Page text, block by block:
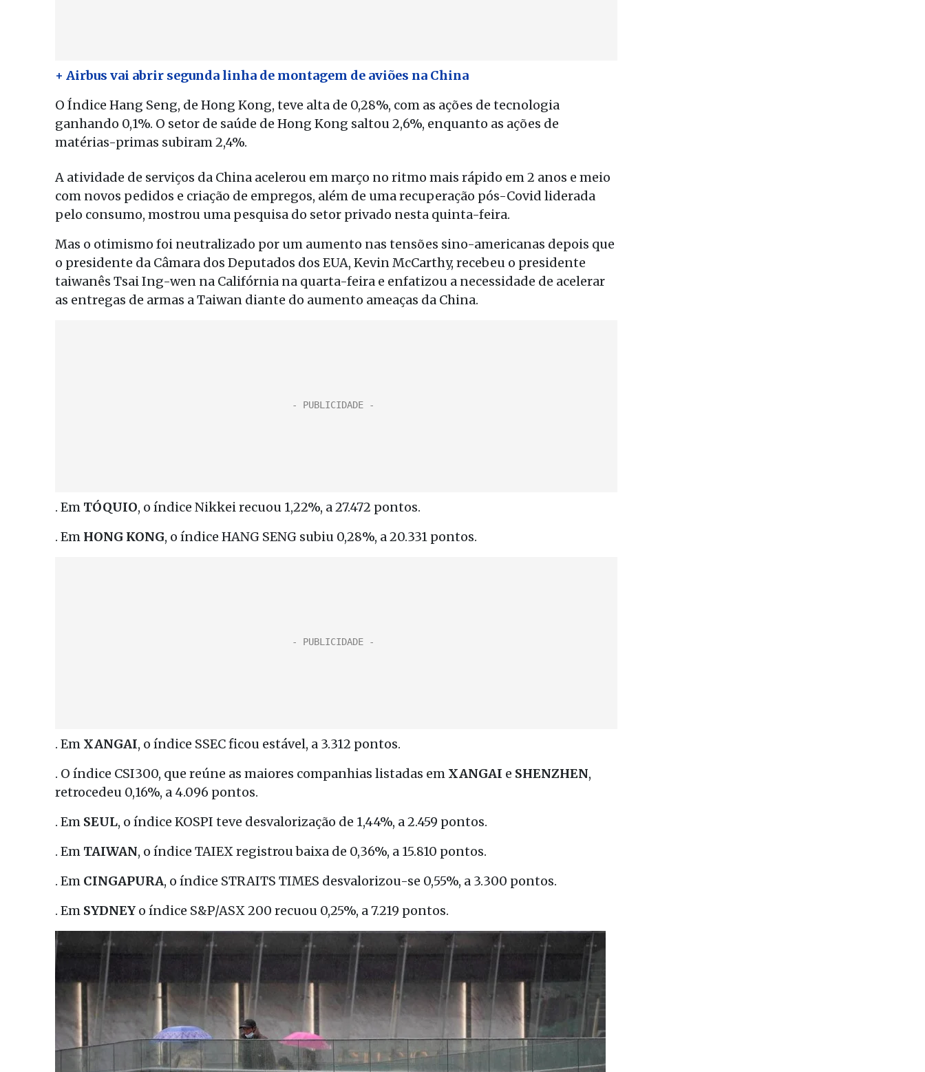
+ Airbus vai abrir segunda linha de montagem de aviões na China
O Índice Hang Seng, de Hong Kong, teve alta de 0,28%, com as ações de tecnologia
ganhando 0,1%. O setor de saúde de Hong Kong saltou 2,6%, enquanto as ações de
matérias-primas subiram 2,4%.
A atividade de serviços da China acelerou em março no ritmo mais rápido em 2 anos e meio
com novos pedidos e criação de empregos, além de uma recuperação pós-Covid liderada
pelo consumo, mostrou uma pesquisa do setor privado nesta quinta-feira.
Mas o otimismo foi neutralizado por um aumento nas tensões sino-americanas depois que
o presidente da Câmara dos Deputados dos EUA, Kevin McCarthy, recebeu o presidente
taiwanês Tsai Ing-wen na Califórnia na quarta-feira e enfatizou a necessidade de acelerar
as entregas de armas a Taiwan diante do aumento ameaças da China.
. Em TÓQUIO, o índice Nikkei recuou 1,22%, a 27.472 pontos.
. Em HONG KONG, o índice HANG SENG subiu 0,28%, a 20.331 pontos.
. Em XANGAI, o índice SSEC ficou estável, a 3.312 pontos.
. O índice CSI300, que reúne as maiores companhias listadas em XANGAI e SHENZHEN,
retrocedeu 0,16%, a 4.096 pontos.
. Em SEUL, o índice KOSPI teve desvalorização de 1,44%, a 2.459 pontos.
. Em TAIWAN, o índice TAIEX registrou baixa de 0,36%, a 15.810 pontos.
. Em CINGAPURA, o índice STRAITS TIMES desvalorizou-se 0,55%, a 3.300 pontos.
. Em SYDNEY o índice S&P/ASX 200 recuou 0,25%, a 7.219 pontos.